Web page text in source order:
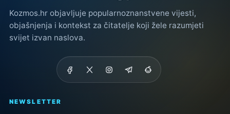
Kozmos.hr objavljuje popularnoznanstvene vijesti,
objašnjenja i kontekst za čitatelje koji žele razumjeti
svijet izvan naslova.
NEWSLETTER